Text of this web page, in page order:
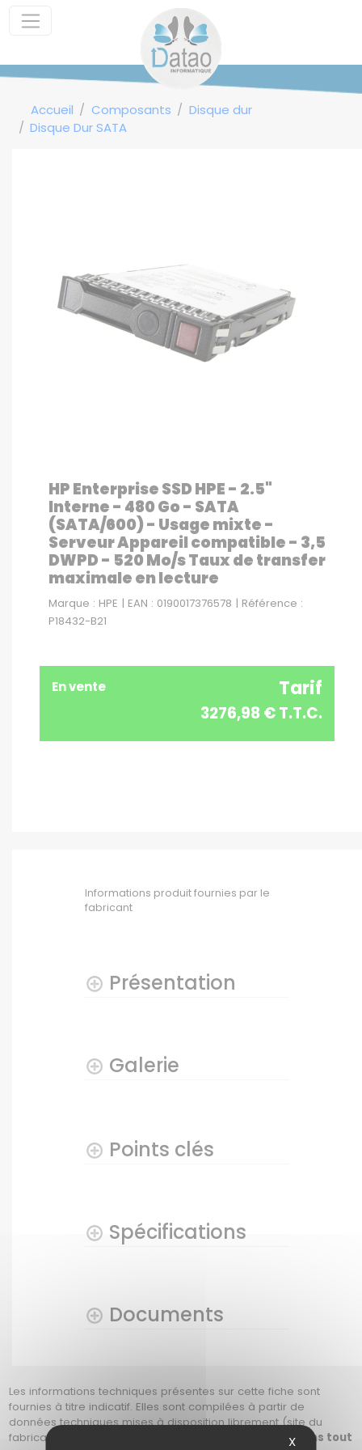
Accueil Composants
Disque dur
Disque Dur SATA
HP Enterprise SSD HPE - 2.5"
Interne - 480 Go - SATA
(SATA/600) - Usage mixte -
Serveur Appareil compatible - 3,5
DWPD - 520 Mo/s Taux de transfer
maximale en lecture
Marque : HPE | EAN : 0190017376578 | Référence :
P18432-B21
En vente Tarif
3276,98 € T.T.C.
Informations produit fournies par le
fabricant
Présentation
Galerie
Points clés
Spécifications
Documents
Les informations techniques présentes sur cette fiche sont
fournies à titre indicatif. Elles sont compilées à partir de
données techniques mises à disposition librement (site du
fabricant, revendeurs, PDF du produit, etc.).
Nous mettons tout
Panneau de gestion des cookies
X